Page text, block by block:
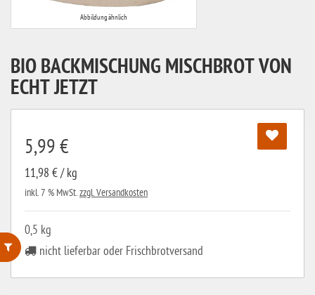
ohne Weizenstärke
Abbildung ähnlich
BIO BACKMISCHUNG MISCHBROT VON
ECHT JETZT
5,99 €
11,98 € / kg
inkl. 7 % MwSt.zzgl. Versandkosten
0,5 kg
nicht lieferbar oder Frischbrotversand